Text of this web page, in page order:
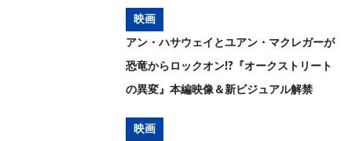
映画
アン・ハサウェイとユアン・マクレガーが
恐竜からロックオン!?『オークストリート
の異変』本編映像＆新ビジュアル解禁
映画